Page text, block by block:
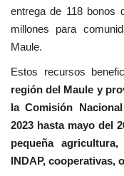
entrega de 118
millones para
Maule.
Estos recursos
región del Maule y
la Comisión
2023 hasta mayo del
pequeña
INDAP, cooperativas,